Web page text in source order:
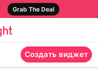
Grab The Deal
Создать виджет